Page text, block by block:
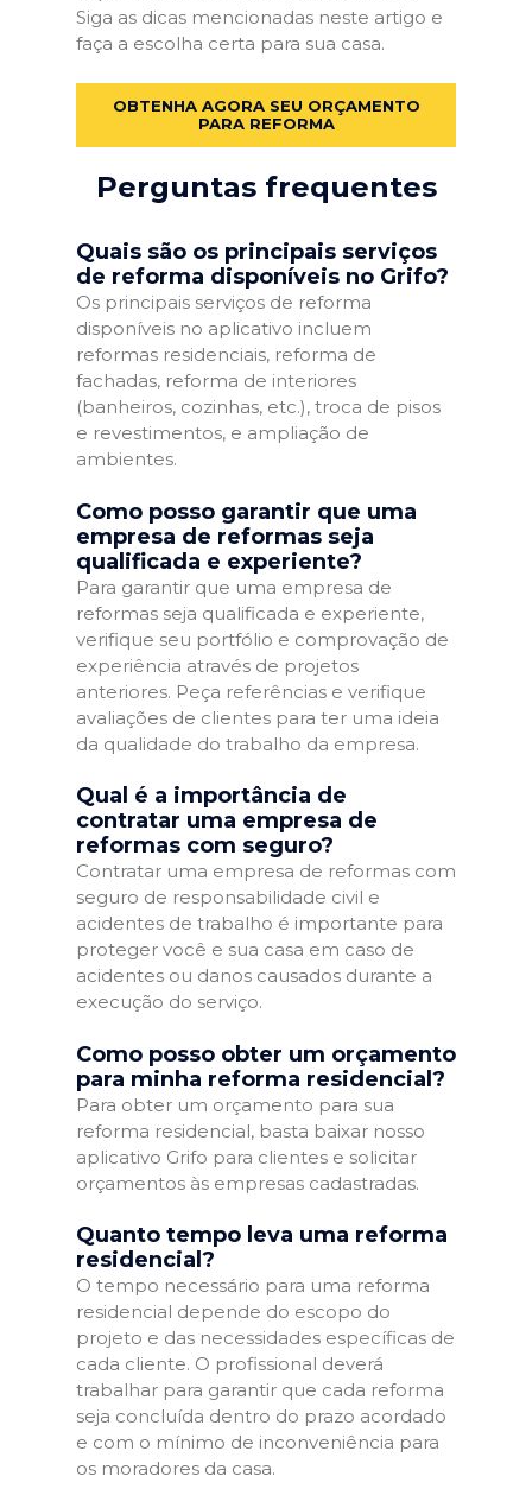
Siga as dicas mencionadas neste artigo e
faça a escolha certa para sua casa.
OBTENHA AGORA SEU ORÇAMENTO
PARA REFORMA
Perguntas frequentes
Quais são os principais serviços
de reforma disponíveis no Grifo?
Os principais serviços de reforma
disponíveis no aplicativo incluem
reformas residenciais, reforma de
fachadas, reforma de interiores
(banheiros, cozinhas, etc.), troca de pisos
e revestimentos, e ampliação de
ambientes.
Como posso garantir que uma
empresa de reformas seja
qualificada e experiente?
Para garantir que uma empresa de
reformas seja qualificada e experiente,
verifique seu portfólio e comprovação de
experiência através de projetos
anteriores. Peça referências e verifique
avaliações de clientes para ter uma ideia
da qualidade do trabalho da empresa.
Qual é a importância de
contratar uma empresa de
reformas com seguro?
Contratar uma empresa de reformas com
seguro de responsabilidade civil e
acidentes de trabalho é importante para
proteger você e sua casa em caso de
acidentes ou danos causados durante a
execução do serviço.
Como posso obter um orçamento
para minha reforma residencial?
Para obter um orçamento para sua
reforma residencial, basta baixar nosso
aplicativo Grifo para clientes e solicitar
orçamentos às empresas cadastradas.
Quanto tempo leva uma reforma
residencial?
O tempo necessário para uma reforma
residencial depende do escopo do
projeto e das necessidades específicas de
cada cliente. O profissional deverá
trabalhar para garantir que cada reforma
seja concluída dentro do prazo acordado
e com o mínimo de inconveniência para
os moradores da casa.